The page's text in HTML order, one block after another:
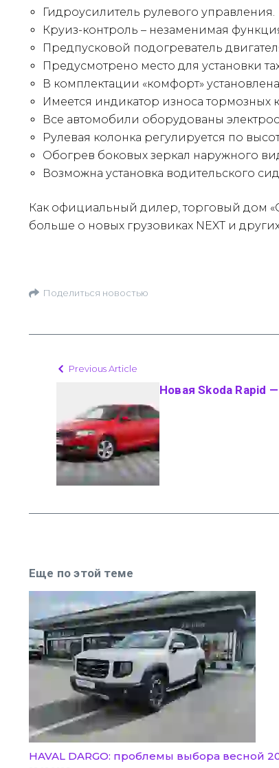
Гидроусилитель рулевого управления.
Круиз-контроль – незаменимая
Предпусковой подогреватель
Предусмотрено место для установки
В комплектации «комфорт»
Имеется индикатор износа тормозных
Все автомобили оборудованы
Рулевая колонка регулируется по
Обогрев боковых зеркал наружного
Возможна установка водительского
Как официальный дилер, торговый дом
больше о новых грузовиках NEXT и
Поделиться новостью
Previous Article
Новая Skoda Rapid
Еще по этой теме
HAVAL DARGO: проблемы выбора весной